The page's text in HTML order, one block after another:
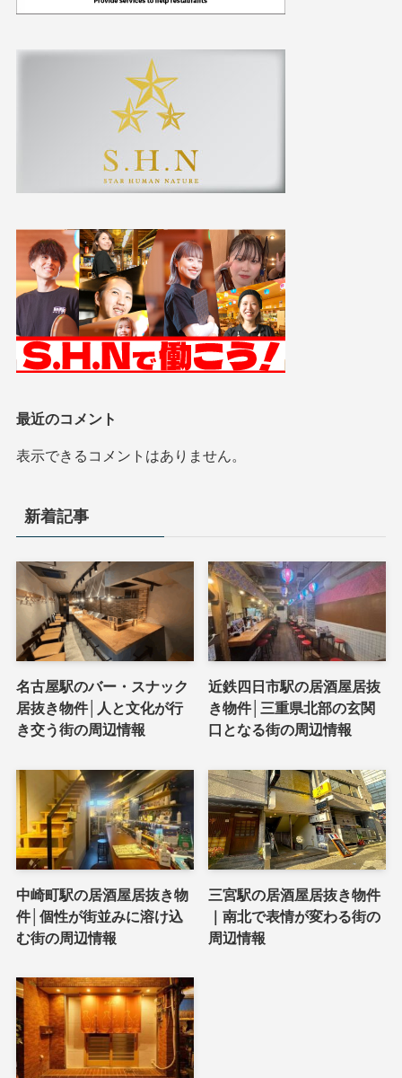
最近のコメント
表示できるコメントはありません。
新着記事
名古屋駅のバー・スナック
居抜き物件│人と文化が行
き交う街の周辺情報
近鉄四日市駅の居酒屋居抜
き物件│三重県北部の玄関
口となる街の周辺情報
中崎町駅の居酒屋居抜き物
件│個性が街並みに溶け込
む街の周辺情報
三宮駅の居酒屋居抜き物件
｜南北で表情が変わる街の
周辺情報